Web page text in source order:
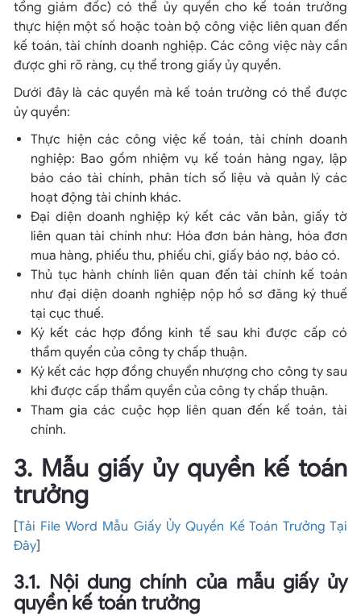
tổng giám đốc) có thể ủy quyền cho kế toán trưởng
thực hiện một số hoặc toàn bộ công việc liên quan đến
kế toán, tài chính doanh nghiệp. Các công việc này cần
được ghi rõ ràng, cụ thể trong giấy ủy quyền.
Dưới đây là các quyền mà kế toán trưởng có thể được
ủy quyền:
Thực hiện các công việc kế toán, tài chính doanh
nghiệp: Bao gồm nhiệm vụ kế toán hàng ngay, lập
báo cáo tài chính, phân tích số liệu và quản lý các
hoạt động tài chính khác.
Đại diện doanh nghiệp ký kết các văn bản, giấy tờ
liên quan tài chính như: Hóa đơn bán hàng, hóa đơn
mua hàng, phiếu thu, phiếu chi, giấy báo nợ, báo có.
Thủ tục hành chính liên quan đến tài chính kế toán
như đại diện doanh nghiệp nộp hồ sơ đăng ký thuế
tại cục thuế.
Ký kết các hợp đồng kinh tế sau khi được cấp có
thẩm quyền của công ty chấp thuận.
Ký kết các hợp đồng chuyển nhượng cho công ty sau
khi được cấp thẩm quyền của công ty chấp thuận.
Tham gia các cuộc họp liên quan đến kế toán, tài
chính.
3. Mẫu giấy ủy quyền kế toán
trưởng
[Tải File Word Mẫu Giấy Ủy Quyền Kế Toán Trưởng Tại
Đây]
3.1. Nội dung chính của mẫu giấy ủy
quyền kế toán trưởng